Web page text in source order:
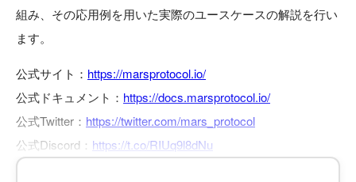
組み、その応用例を用いた実際のユースケースの解説を行い
ます。
公式サイト： https://marsprotocol.io/
公式ドキュメント： https://docs.marsprotocol.io/
公式Twitter： https://twitter.com/mars_protocol
公式Discord： https://t.co/RIUq9l8dNu